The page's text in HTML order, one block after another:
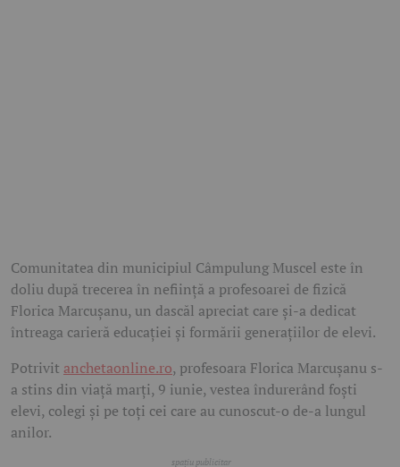
Comunitatea din municipiul Câmpulung Muscel este în
doliu după trecerea în neființă a profesoarei de fizică
Florica Marcușanu, un dascăl apreciat care și-a dedicat
întreaga carieră educației și formării generațiilor de elevi.
Potrivit anchetaonline.ro, profesoara Florica Marcușanu s-
a stins din viață marți, 9 iunie, vestea îndurerând foști
elevi, colegi și pe toți cei care au cunoscut-o de-a lungul
anilor.